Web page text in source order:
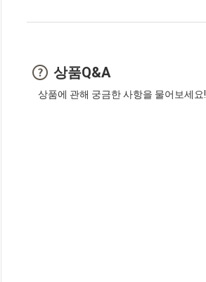
상품Q&A
상품에 관해 궁금한 사항을 물어보세요!